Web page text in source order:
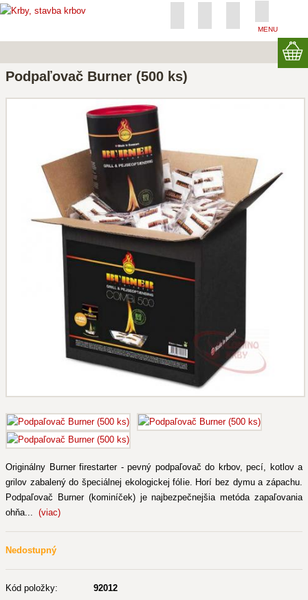
MENU
Podpaľovač Burner (500 ks)
Originálny Burner firestarter - pevný podpaľovač do krbov, pecí, kotlov a
grilov zabalený do špeciálnej ekologickej fólie. Horí bez dymu a zápachu.
Podpaľovač Burner (kominíček) je najbezpečnejšia metóda zapaľovania
ohňa... (viac)
Nedostupný
Kód položky:
92012